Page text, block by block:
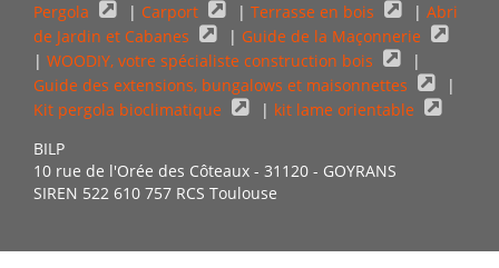
Pergola | Carport | Terrasse en bois | Abri
de Jardin et Cabanes
| Guide de la Maçonnerie
| WOODIY, votre spécialiste construction bois
|
Guide des extensions, bungalows et maisonnettes
|
Kit pergola bioclimatique
| kit lame orientable
BILP
10 rue de l'Orée des Côteaux - 31120 - GOYRANS
SIREN 522 610 757 RCS Toulouse